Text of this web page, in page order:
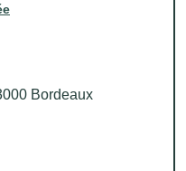
Bordeaux